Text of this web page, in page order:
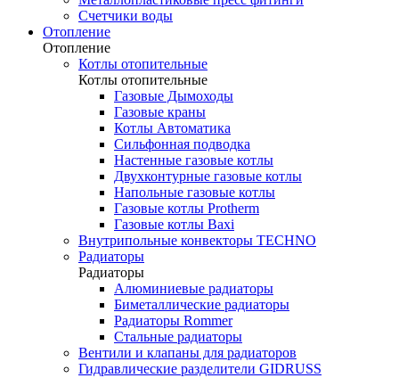
Счетчики воды
Отопление
Отопление
Котлы отопительные
Котлы отопительные
Газовые Дымоходы
Газовые краны
Котлы Автоматика
Сильфонная подводка
Настенные газовые котлы
Двухконтурные газовые котлы
Напольные газовые котлы
Газовые котлы Protherm
Газовые котлы Baxi
Внутрипольные конвекторы TECHNO
Радиаторы
Радиаторы
Алюминиевые радиаторы
Биметаллические радиаторы
Радиаторы Rommer
Стальные радиаторы
Вентили и клапаны для радиаторов
Гидравлические разделители GIDRUSS